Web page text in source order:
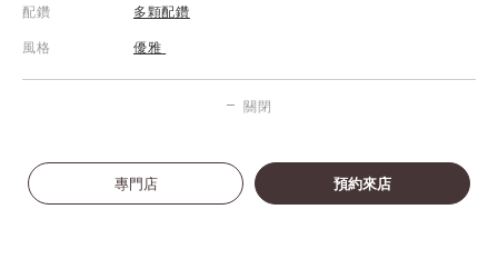
配鑽 多顆配鑽
風格 優雅
關閉
專門店 預約來店